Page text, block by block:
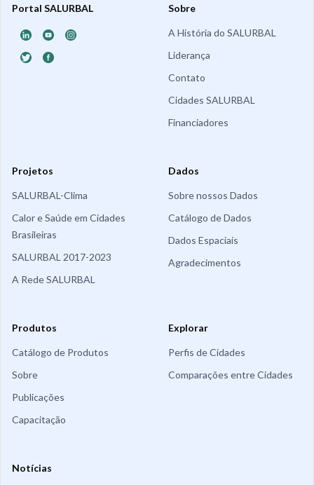
Portal SALURBAL Sobre
A História do SALURBAL
Liderança
Contato
Cidades SALURBAL
Financiadores
Projetos
SALURBAL-Clima
Calor e Saúde em Cidades
Brasileiras
SALURBAL 2017-2023
A Rede SALURBAL
Dados
Sobre nossos Dados
Catálogo de Dados
Dados Espaciais
Agradecimentos
Produtos
Catálogo de Produtos
Sobre
Publicações
Capacitação
Explorar
Perfis de Cidades
Comparações entre Cidades
Notícias